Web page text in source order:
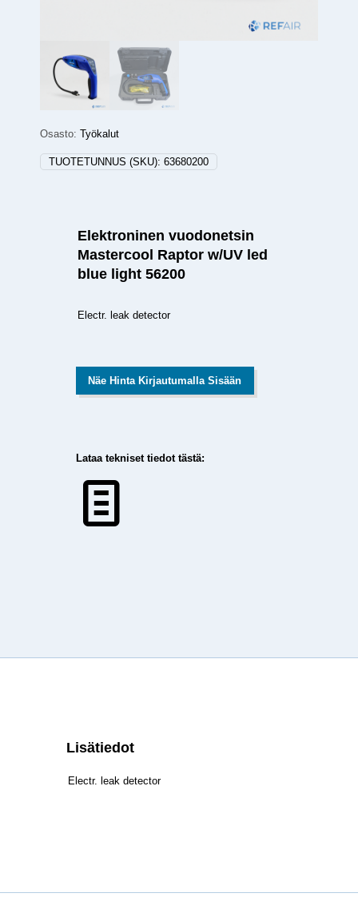
Osasto: Työkalut
TUOTETUNNUS (SKU): 63680200
Elektroninen vuodonetsin
Mastercool Raptor w/UV led
blue light 56200
Electr. leak detector
Näe Hinta Kirjautumalla Sisään
Lataa tekniset tiedot tästä:
Lisätiedot
Electr. leak detector